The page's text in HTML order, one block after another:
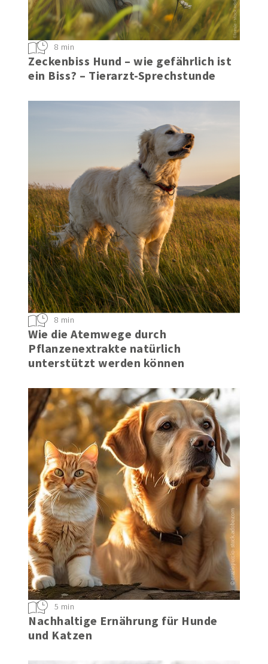
Zeckenbiss Hund – wie gefährlich ist
ein Biss? – Tierarzt-Sprechstunde
8 min
Wie die Atemwege durch
Pflanzenextrakte natürlich
unterstützt werden können
8 min
Nachhaltige Ernährung für Hunde
und Katzen
5 min